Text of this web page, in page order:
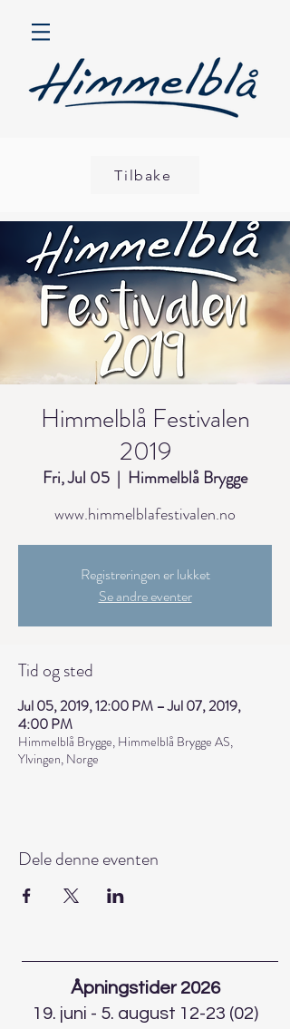
Tilbake
Himmelblå Festivalen
2019
Fri, Jul 05
  |
Himmelblå Brygge
Registreringen er lukket
Se andre eventer
Tid og sted
Jul 05, 2019, 12:00 PM – Jul 07, 2019,
4:00 PM
Himmelblå Brygge, Himmelblå Brygge AS,
Ylvingen, Norge
Dele denne eventen
Åpningstider 2026
19. juni - 5. august 12-23 (02)